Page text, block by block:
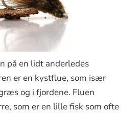
på en lidt anderledes
er en kystflue, som især
og i fjordene. Fluen
som er en lille fisk som ofte